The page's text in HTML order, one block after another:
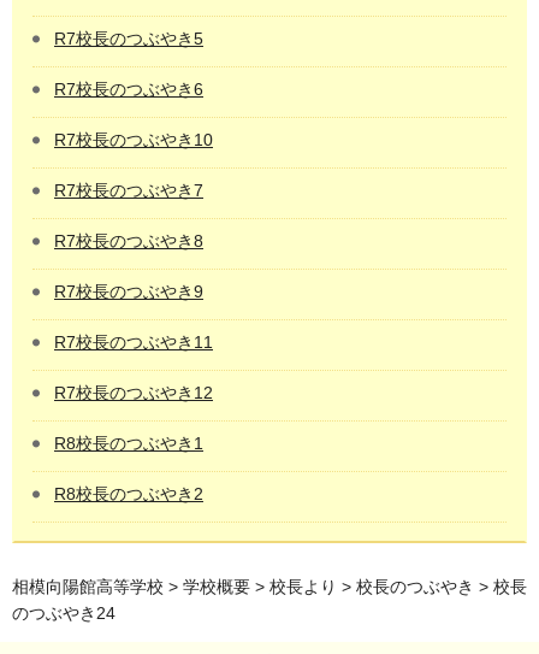
R7校長のつぶやき5
R7校長のつぶやき6
R7校長のつぶやき10
R7校長のつぶやき7
R7校長のつぶやき8
R7校長のつぶやき9
R7校長のつぶやき11
R7校長のつぶやき12
R8校長のつぶやき1
R8校長のつぶやき2
相模向陽館高等学校 > 学校概要 > 校長より > 校長のつぶやき > 校長
のつぶやき24